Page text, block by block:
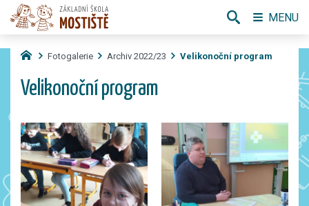
Fotogalerie Archiv 2022/23 Velikonoční program
Velikonoční program
MENU